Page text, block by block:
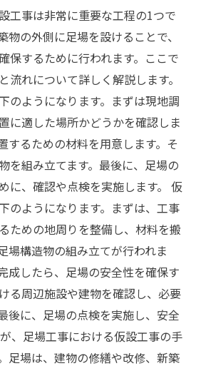
工事は非常に重要な工程の1つで
物の外側に足場を設けることで、
保するために行われます。ここで
流れについて詳しく解説します。
のようになります。まずは現地調
に適した場所かどうかを確認しま
するための材料を用意します。そ
を組み立てます。最後に、足場の
に、確認や点検を実施します。 仮
のようになります。まずは、工事
ための地周りを整備し、材料を搬
場構造物の組み立てが行われま
成したら、足場の安全性を確保す
る周辺施設や建物を確認し、必要
後に、足場の点検を実施し、安全
、足場工事における仮設工事の手
足場は、建物の修繕や改修、新築